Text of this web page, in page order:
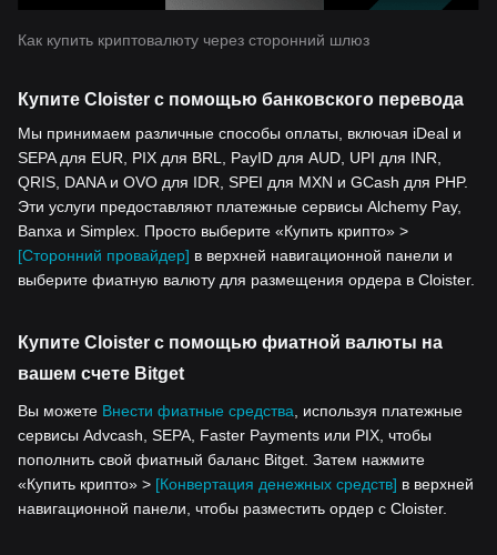
Как купить криптовалюту через сторонний шлюз
Купите Cloister с помощью банковского перевода
Мы принимаем различные способы оплаты, включая iDeal и
SEPA для EUR, PIX для BRL, PayID для AUD, UPI для INR,
QRIS, DANA и OVO для IDR, SPEI для MXN и GCash для PHP.
Эти услуги предоставляют платежные сервисы Alchemy Pay,
Banxa и Simplex. Просто выберите «Купить крипто» >
[Сторонний провайдер] в верхней навигационной панели и
выберите фиатную валюту для размещения ордера в Cloister.
Купите Cloister с помощью фиатной валюты на
вашем счете Bitget
Вы можете Внести фиатные средства, используя платежные
сервисы Advcash, SEPA, Faster Payments или PIX, чтобы
пополнить свой фиатный баланс Bitget. Затем нажмите
«Купить крипто» > [Конвертация денежных средств] в верхней
навигационной панели, чтобы разместить ордер с Cloister.